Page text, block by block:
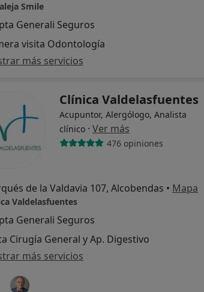
Smile
Generali Seguros
visita Odontología
más servicios
Clínica Valdelasfuentes
Acupuntor, Alergólogo, Analista
clínico · Ver más
476 opiniones
de la Valdavia 107, Alcobendas • Mapa
Valdelasfuentes
Generali Seguros
Cirugía General y Ap. Digestivo
más servicios